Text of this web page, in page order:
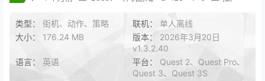
类型： 街机、动作、策略 联机： 单人离线
大小： 176.24 MB 版本： 2026年3月20日
v1.3.2.40
语言： 英语 平台： Quest 2、Quest Pro、
Quest 3、Quest 3S